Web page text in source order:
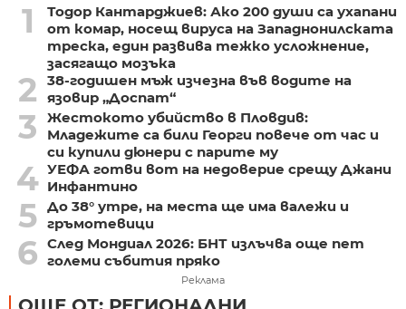
1
Тодор Кантарджиев: Ако 200 души са ухапани
от комар, носещ вируса на Западнонилската
треска, един развива тежко усложнение,
засягащо мозъка
2
38-годишен мъж изчезна във водите на
язовир „Доспат“
3
Жестокото убийство в Пловдив:
Младежите са били Георги повече от час и
си купили дюнери с парите му
4 УЕФА готви вот на недоверие срещу Джани
Инфантино
5 До 38° утре, на места ще има валежи и
гръмотевици
6 След Мондиал 2026: БНТ излъчва още пет
големи събития пряко
Реклама